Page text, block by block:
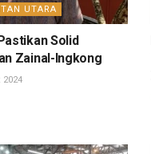
UTARA
Solid
Zainal-Ingkong
2024